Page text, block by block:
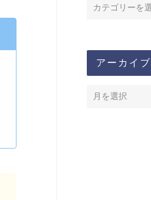
アーカイブ